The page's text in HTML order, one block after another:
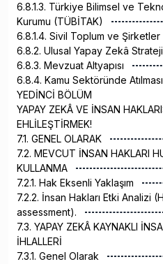
6.8.1.3. Türkiye Bilimsel ve
Kurumu (TÜBİTAK)
6.8.1.4. Sivil Toplum ve Şirketler
6.8.2. Ulusal Yapay Zekâ
6.8.3. Mevzuat Altyapısı
6.8.4. Kamu Sektöründe
YEDİNCİ BÖLÜM
YAPAY ZEKÂ VE İNSAN
EHLİLEŞTİRMEK!
7.1. GENEL OLARAK
7.2. MEVCUT İNSAN HAKLARI
KULLANMA
7.2.1. Hak Eksenli Yaklaşım
7.2.2. İnsan Hakları Etki Analizi
assessment).
7.3. YAPAY ZEKÂ KAYNAKLI
İHLALLERİ
7.3.1. Genel Olarak